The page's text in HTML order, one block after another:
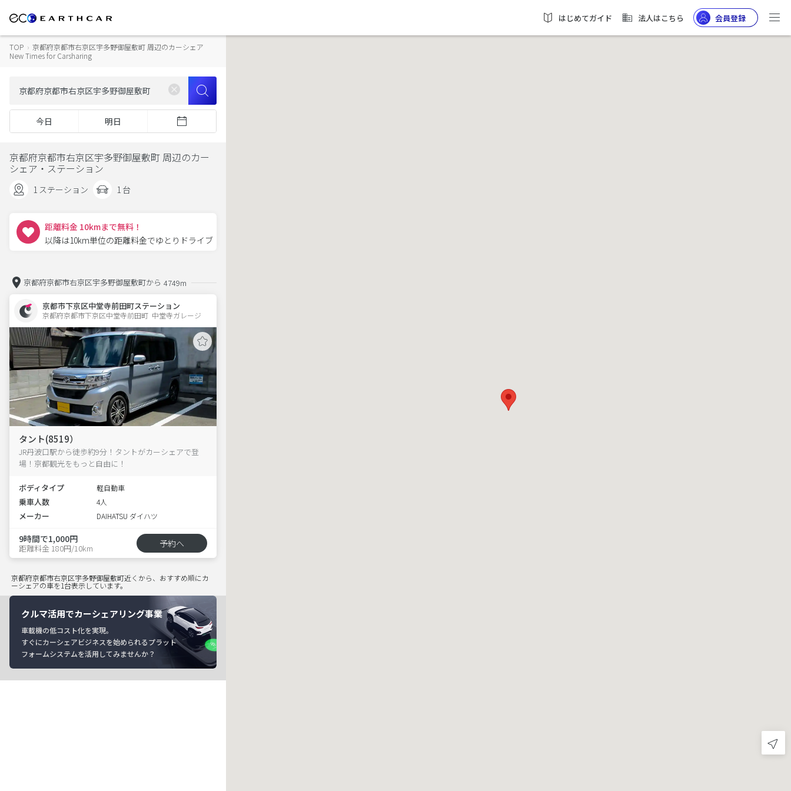
はじめてガイド 法人はこちら 会員登録
TOP › 京都府京都市右京区宇多野御屋敷町 周辺のカーシェア
New Times for Carsharing
今日 明日
京都府京都市右京区宇多野御屋敷町 周辺のカー
シェア・ステーション
1 ステーション 1 台
距離料金 10kmまで無料！
以降は10km単位の距離料金でゆとりドライブ
京都府京都市右京区宇多野御屋敷町から 4749m
京都市下京区中堂寺前田町ステーション
京都府京都市下京区中堂寺前田町  中堂寺ガレージ
タント(8519）
JR丹波口駅から徒歩約9分！タントがカーシェアで登
場！京都観光をもっと自由に！
ボディタイプ 軽自動車
乗車人数 4人
メーカー DAIHATSU ダイハツ
9時間で1,000円
距離料金 180円/10km 予約へ
京都府京都市右京区宇多野御屋敷町近くから、おすすめ順にカ
ーシェアの車を1台表示しています。
クルマ活用でカーシェアリング事業
車載機の低コスト化を実現。
すぐにカーシェアビジネスを始められるプラット
フォームシステムを活用してみませんか？